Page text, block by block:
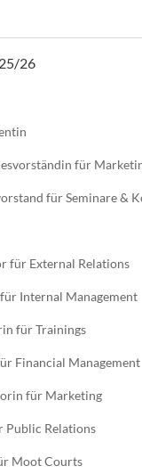
26
für
für Seminare &
für External Relations
Internal Management
für Trainings
Financial Management
für Marketing
Public Relations
Moot Courts